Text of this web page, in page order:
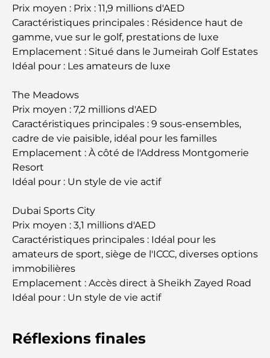
Écoles indiennes à Dubaï : Le guide ultime pour
les parents
Découverte des sites emblématiques d'Abu Dhabi
Écoles à Abou Dhabi : Le guide ultime des
meilleures écoles de la capitale
Restaurants à Abou Dhabi : un tour savoureux de
la capitale
Fitness Spots in the City
Centres commerciaux à Abou Dhabi : votre guide
des meilleurs endroits pour faire du shopping en
ville
Les plus belles plages d'Abu Dhabi pour une
journée parfaite
Les îles incontournables d'Abu Dhabi à découvrir
Prix moyen : Prix : 11,9 millions d'AED
Caractéristiques principales : Résidence haut de
gamme, vue sur le golf, prestations de luxe
Emplacement : Situé dans le Jumeirah Golf Estates
Idéal pour : Les amateurs de luxe
The Meadows
Prix moyen : 7,2 millions d'AED
Caractéristiques principales : 9 sous-ensembles,
cadre de vie paisible, idéal pour les familles
Emplacement : À côté de l'Address Montgomerie
Resort
Idéal pour : Un style de vie actif
Dubai Sports City
Prix moyen : 3,1 millions d'AED
Caractéristiques principales : Idéal pour les
amateurs de sport, siège de l'ICCC, diverses options
immobilières
Emplacement : Accès direct à Sheikh Zayed Road
Idéal pour : Un style de vie actif
Réflexions finales